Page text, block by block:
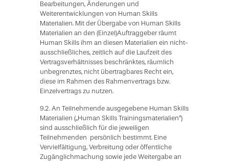
Bearbeitungen, Änderungen und
Weiterentwicklungen von Human Skills
Materialien. Mit der Übergabe von Human Skills
Materialien an den (Einzel)Auftraggeber räumt
Human Skills ihm an diesen Materialien ein nicht-
ausschließliches, zeitlich auf die Laufzeit des
Vertragsverhältnisses beschränktes, räumlich
unbegrenztes, nicht übertragbares Recht ein,
diese im Rahmen des Rahmenvertrags bzw.
Einzelvertrags zu nutzen.
9.2. An Teilnehmende ausgegebene Human Skills
Materialien („Human Skills Trainingsmaterialien“)
sind ausschließlich für die jeweiligen
Teilnehmenden persönlich bestimmt. Eine
Vervielfältigung, Verbreitung oder öffentliche
Zugänglichmachung sowie jede Weitergabe an